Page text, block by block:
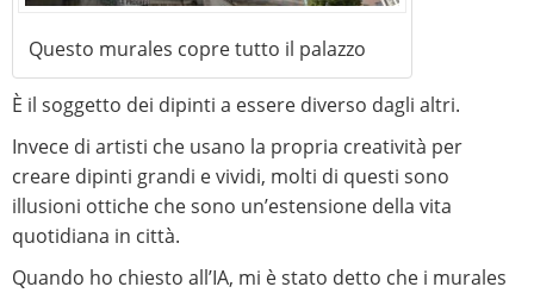
Questo murales copre tutto il palazzo
È il soggetto dei dipinti a essere diverso dagli altri.
Invece di artisti che usano la propria creatività per
creare dipinti grandi e vividi, molti di questi sono
illusioni ottiche che sono un’estensione della vita
quotidiana in città.
Quando ho chiesto all’IA, mi è stato detto che i murales